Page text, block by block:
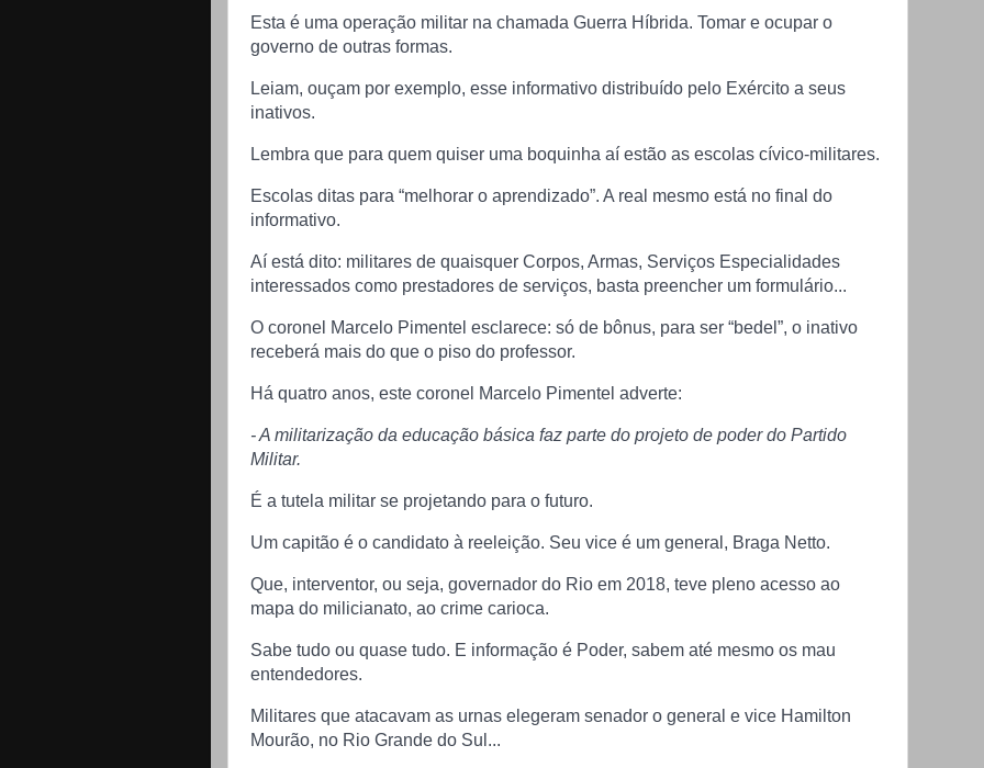
Esta é uma operação militar na chamada Guerra Híbrida. Tomar e ocupar o
governo de outras formas.
Leiam, ouçam por exemplo, esse informativo distribuído pelo Exército a seus
inativos.
Lembra que para quem quiser uma boquinha aí estão as escolas cívico-militares.
Escolas ditas para “melhorar o aprendizado”. A real mesmo está no final do
informativo.
Aí está dito: militares de quaisquer Corpos, Armas, Serviços Especialidades
interessados como prestadores de serviços, basta preencher um formulário...
O coronel Marcelo Pimentel esclarece: só de bônus, para ser “bedel”, o inativo
receberá mais do que o piso do professor.
Há quatro anos, este coronel Marcelo Pimentel adverte:
- A militarização da educação básica faz parte do projeto de poder do Partido
Militar.
É a tutela militar se projetando para o futuro.
Um capitão é o candidato à reeleição. Seu vice é um general, Braga Netto.
Que, interventor, ou seja, governador do Rio em 2018, teve pleno acesso ao
mapa do milicianato, ao crime carioca.
Sabe tudo ou quase tudo. E informação é Poder, sabem até mesmo os mau
entendedores.
Militares que atacavam as urnas elegeram senador o general e vice Hamilton
Mourão, no Rio Grande do Sul...